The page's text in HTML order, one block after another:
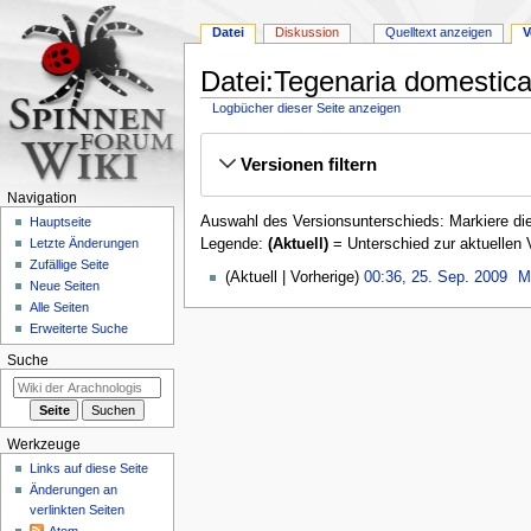
Datei:Tegenaria
Logbücher dieser Seite anzeigen
Navigation
SucheVersionen filtern
Auswahl des Versionsunterschieds: Markiere
Legende: (Aktuell)= Unterschied zur aktuellen
25.
Aktuell Vorherige 00:36, 25. Sep. 2009‎
Datei Diskussion Quelltext anzeigen
Navigation
Hauptseite
Letzte Änderungen
Zufällige Seite
Neue Seiten
Alle Seiten
Erweiterte Suche
Suche
Werkzeuge
Links auf diese Seite
Änderungen an
verlinkten Seiten